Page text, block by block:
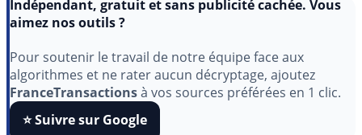
Indépendant, gratuit et sans publicité cachée. Vous
Pour soutenir le travail de notre équipe face aux
algorithmes et ne rater aucun décryptage, ajoutez
FranceTransactionsà vos sources préférées en 1 clic.